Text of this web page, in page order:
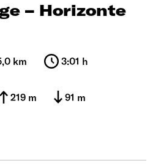
– Horizonte
km 3:01 h
219 m 91 m